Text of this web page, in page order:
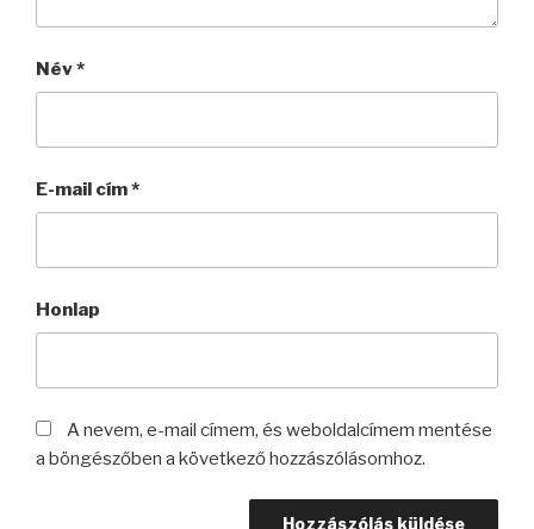
Név*
E-mail cím*
Honlap
A nevem, e-mail címem, és weboldalcímem mentése
a böngészőben a következő hozzászólásomhoz.